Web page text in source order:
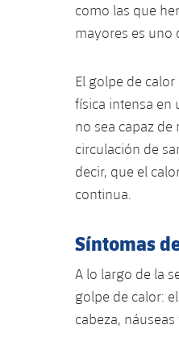
como las que
mayores es uno
El golpe de
física intensa en
no sea capaz
circulación de
decir, que el
continua.
Síntomas
A lo largo de la
golpe de calor:
cabeza,